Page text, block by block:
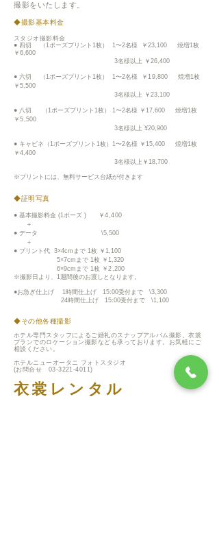
撮影をいたします。
◆撮影基本料金
スタジオ撮影料金
● 四切 （1ポーズプリント1枚） 1〜2名様
￥23,100 焼増1枚
￥6,600
3名様以上 ￥26,400
● 六切 （1ポーズプリント 1枚 ） 1〜2名様 ￥19,800 焼増1枚
￥5,500
3名様以上 ￥23,100
● 八切 （1ポーズプリント 1枚 ） 1〜2名様 ￥17,600 焼増1枚
￥5 ,500
3名様以上 ¥20,900
● キャビネ（1ポーズプリント 1枚 ）1〜2名様 ￥15,400 焼増1枚
￥4,400
3名様以上 ￥18,700
※プリントには、 無料サービス台紙が付きます
◆証明写真
● 基本撮影料金 (1ポーズ )
￥4,400
＋
● データ \5,500
＋
● プリント代 3×4cmまで 1枚 ￥1,100
5×7cmまで 1枚 ￥1,320
6×9cmまで 1枚 ￥2 ,200
※撮影日より、1週間後のお渡しとなります。
●お急ぎ仕上げ 1時間仕上げ 15:00受付まで \3,300
24時間仕上げ 15:00受付まで \1,100
◆その他各種撮影
ホテル専門スタッフによるご婚礼のスナップアルバム撮影、衣裳
プランでのロケーション撮影なども承っております。お気軽にご
相談ください。
​ホテルニューオータニ フォトスタジオ
(お問合せ 03-3221-4011)
​衣裳レンタル